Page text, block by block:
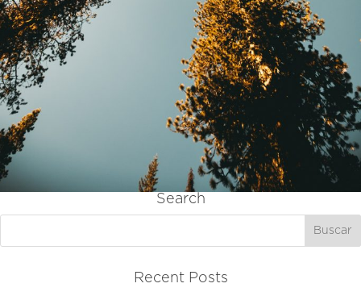
Search
Recent Posts